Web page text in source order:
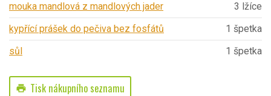
mouka mandlová z mandlových jader
3 lžíce
kypřící prášek do pečiva bez fosfátů
1 špetka
sůl
1 špetka
print Tisk nákupního seznamu